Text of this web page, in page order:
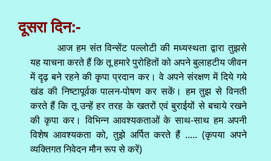
दूसरा दिन:-
आज हम संत विन्सेंट पल्लोटी की मध्यस्थता द्वारा तुझसे
यह याचना करते हैं कि तू हमारे पुरोहितों को अपने बुलाहटीय जीवन
में दृढ़ बने रहने की कृपा प्रदान कर। वे अपने संरक्षण में दिये गये
खंड की निष्टापूर्वक पालन-पोषण कर सकें। हम तुझ से विनती
करते हैं कि तू उन्हें हर तरह के खतरों एवं बुराईयों से बचाये रखने
की कृपा कर। विभिन्न आवश्यकताओं के साथ-साथ हम अपनी
विशेष आवश्यकता को, तुझे अर्पित करते हैं ..... (कृपया अपने
व्यक्तिगत निवेदन मौन रूप से करें)